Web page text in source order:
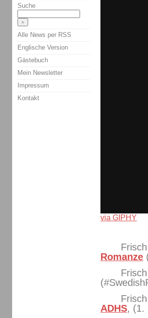
via GIPHY
Romanze
ADHS, (1.
Suche
Alle News per RSS
Englische Version
Gästebuch
Mein Newsletter
Impressum
Kontakt